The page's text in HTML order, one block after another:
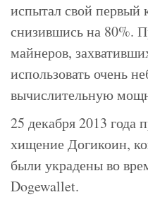
испытал свой первый
снизившись на 80%.
майнеров,
использовать очень
вычислительную
25 декабря 2013 года
хищение Догикоин,
были украдены во
Dogewallet.